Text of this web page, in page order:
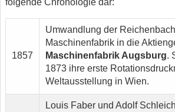
1857
Umwandlung der
Maschinenfabrik in die
Maschinenfabrik Augsburg.
1873 ihre erste
Weltausstellung in Wien.
Louis Faber und Adolf